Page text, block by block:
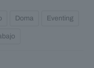
Doma Eventing